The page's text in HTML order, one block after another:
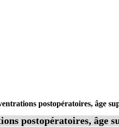
postopératoires, âge
postopératoires, âge